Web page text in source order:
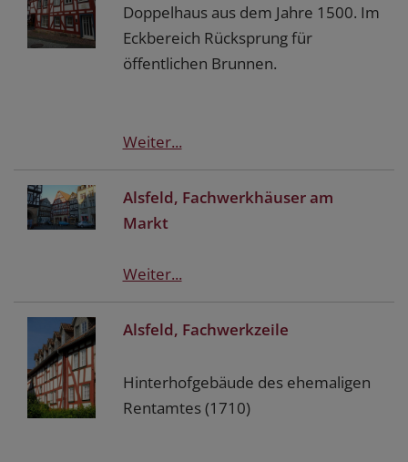
Doppelhaus aus dem Jahre 1500. Im
Eckbereich Rücksprung für
öffentlichen Brunnen.
Weiter...
Alsfeld, Fachwerkhäuser am
Markt
Weiter...
Alsfeld, Fachwerkzeile
Hinterhofgebäude des ehemaligen
Rentamtes (1710)